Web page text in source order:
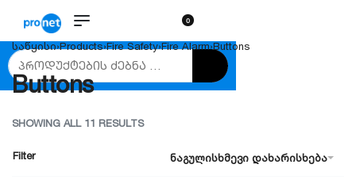
0
საწყისი›Products›Fire Safety›Fire Alarm›Buttons
Buttons
SHOWING ALL 11 RESULTS
ნაგულისხმევი დახარისხება
Filter